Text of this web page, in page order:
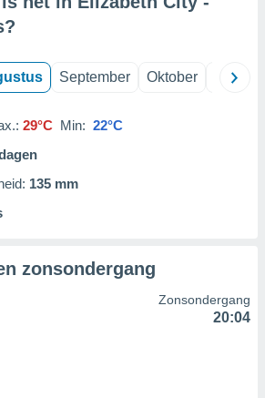
?
September Oktober
29°C Min: 22°C
135 mm
zonsondergang
Zonsondergang
20:04